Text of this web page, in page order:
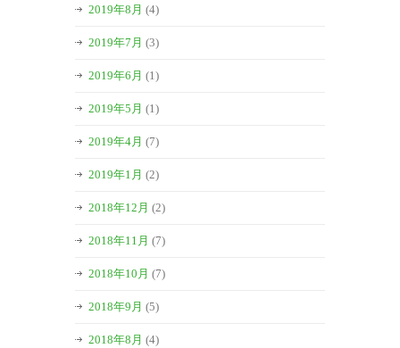
2019年8月 (4)
2019年7月 (3)
2019年6月 (1)
2019年5月 (1)
2019年4月 (7)
2019年1月 (2)
2018年12月 (2)
2018年11月 (7)
2018年10月 (7)
2018年9月 (5)
2018年8月 (4)